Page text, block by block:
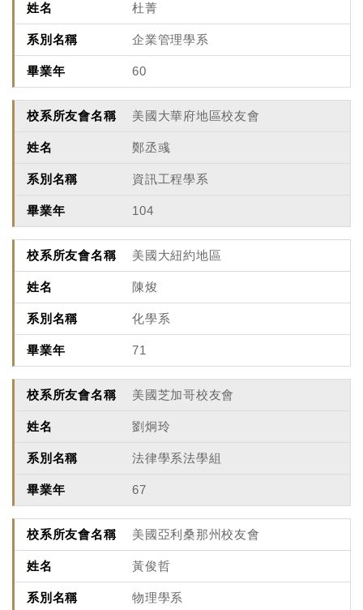
杜菁
企業管理學系
60
美國大華府地區校友會
鄭丞彧
資訊工程學系
104
美國大紐約地區
陳焌
化學系
71
美國芝加哥校友會
劉炯玲
法律學系法學組
67
美國亞利桑那州校友會
黃俊哲
物理學系